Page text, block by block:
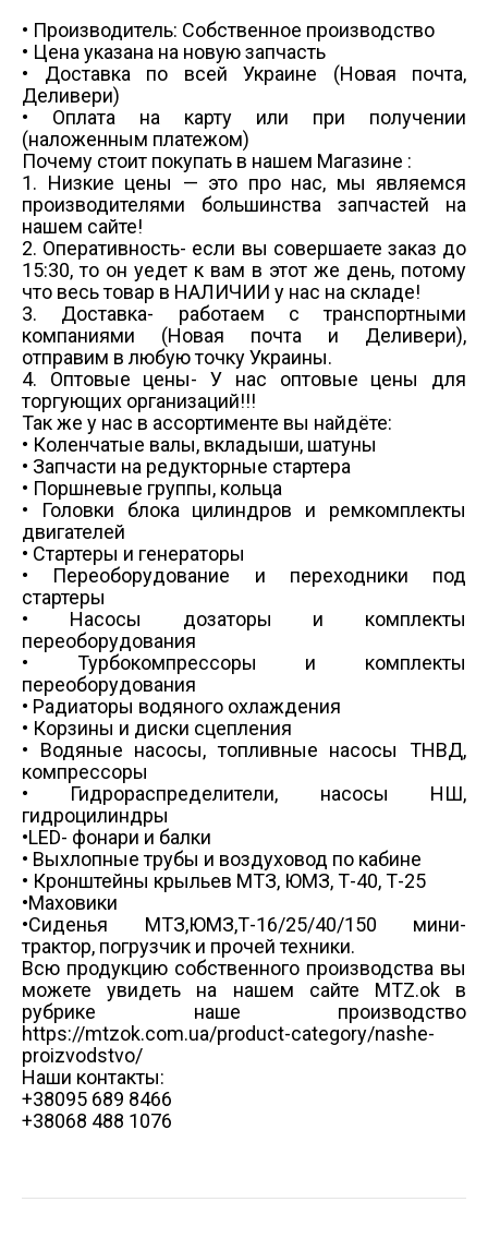
• Производитель: Собственное производство
• Цена указана на новую запчасть
• Доставка по всей Украине (Новая почта,
Деливери)
• Оплата на карту или при получении
(наложенным платежом)
Почему стоит покупать в нашем Магазине :
1. Низкие цены — это про нас, мы являемся
производителями большинства запчастей на
нашем сайте!
2. Оперативность- если вы совершаете заказ до
15:30, то он уедет к вам в этот же день, потому
что весь товар в НАЛИЧИИ у нас на складе!
3. Доставка- работаем с транспортными
компаниями (Новая почта и Деливери),
отправим в любую точку Украины.
4. Оптовые цены- У нас оптовые цены для
торгующих организаций!!!
Так же у нас в ассортименте вы найдёте:
• Коленчатые валы, вкладыши, шатуны
• Запчасти на редукторные стартера
• Поршневые группы, кольца
• Головки блока цилиндров и ремкомплекты
двигателей
• Стартеры и генераторы
• Переоборудование и переходники под
стартеры
• Насосы дозаторы и комплекты
переоборудования
• Турбокомпрессоры и комплекты
переоборудования
• Радиаторы водяного охлаждения
• Корзины и диски сцепления
• Водяные насосы, топливные насосы ТНВД,
компрессоры
• Гидрораспределители, насосы НШ,
гидроцилиндры
•LED- фонари и балки
• Выхлопные трубы и воздуховод по кабине
• Кронштейны крыльев МТЗ, ЮМЗ, Т-40, Т-25
•Маховики
•Сиденья МТЗ,ЮМЗ,Т-16/25/40/150 мини-
трактор, погрузчик и прочей техники.
Всю продукцию собственного производства вы
можете увидеть на нашем сайте MTZ.ok в
рубрике наше производство
https://mtzok.com.ua/product-category/nashe-
proizvodstvo/
Наши контакты:
+38095 689 8466
+38068 488 1076